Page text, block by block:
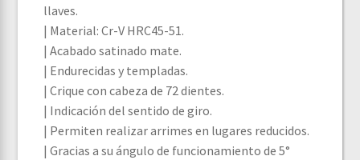
llaves.
| Material: Cr-V HRC45-51.
| Acabado satinado mate.
| Endurecidas y templadas.
| Crique con cabeza de 72 dientes.
| Indicación del sentido de giro.
| Permiten realizar arrimes en lugares reducidos.
| Gracias a su ángulo de funcionamiento de 5°